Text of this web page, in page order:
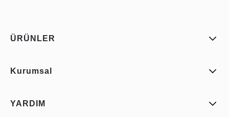
ÜRÜNLER
Kurumsal
YARDIM